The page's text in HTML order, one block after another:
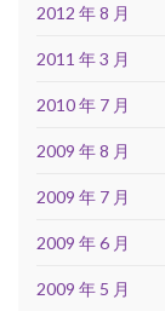
2012 年 8 月
2011 年 3 月
2010 年 7 月
2009 年 8 月
2009 年 7 月
2009 年 6 月
2009 年 5 月